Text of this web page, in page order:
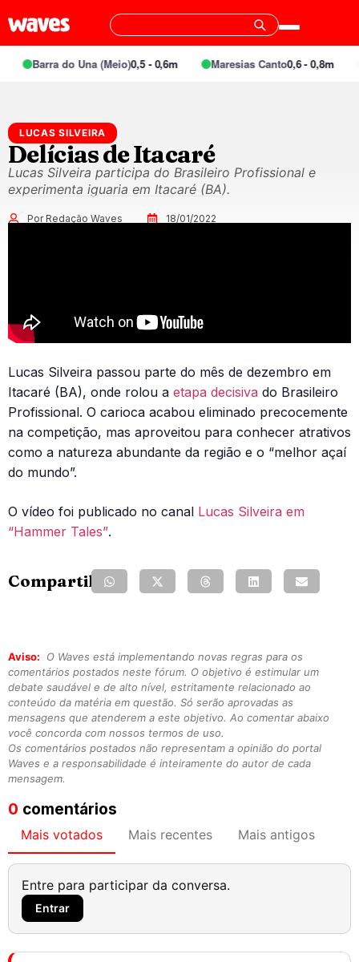
Barra do Una (Meio)0,5 - 0,6m Maresias Canto0,6 - 0,8m
LUCAS SILVEIRA
Delícias de Itacaré
Lucas Silveira participa do Brasileiro Profissional e
experimenta iguaria em Itacaré (BA).
Por Redação Waves 18/01/2022
Lucas Silveira passou parte do mês de dezembro em
Itacaré (BA), onde rolou a etapa decisiva do Brasileiro
Profissional. O carioca acabou eliminado precocemente
na competição, mas aproveitou para conhecer atrativos
como a natureza abundante da região e o “melhor açaí
do mundo”.
O vídeo foi publicado no canal Lucas Silveira em
“Hammer Tales”.
Compartilhe:
Aviso:
O Waves está implementando novas regras para os
comentários postados neste fórum. O objetivo é estimular um
debate saudável e de alto nível, estritamente relacionado ao
conteúdo da matéria em questão. Só serão aprovadas as
mensagens que atenderem a este objetivo. Ao comentar abaixo
você concorda com nossos termos de uso.
Os comentários postados não representam a opinião do portal
Waves e a responsabilidade é inteiramente do autor de cada
mensagem.
0 comentários
Mais votados Mais recentes Mais antigos
Entre para participar da conversa.
Entrar